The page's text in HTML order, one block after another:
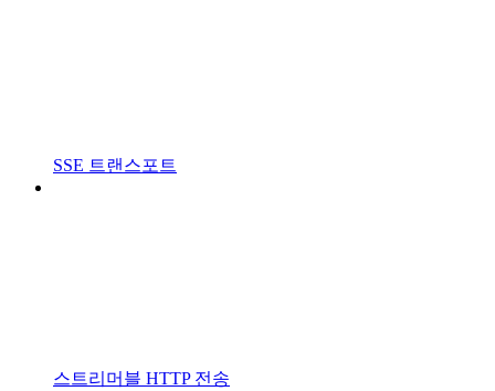
SSE 트랜스포트
스트리머블 HTTP 전송